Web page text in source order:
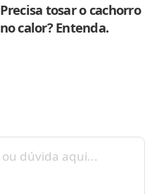
Precisa tosar o cachorro
no calor? Entenda.